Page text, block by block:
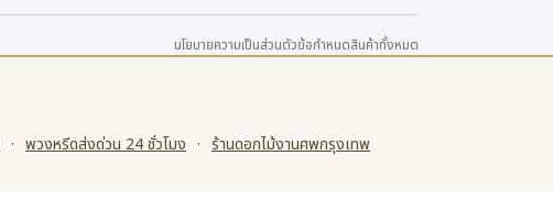
นโยบายความเป็นส่วนตัวข้อกำหนดสินค้าทั้งหมด
· พวงหรีดส่งด่วน 24 ชั่วโมง · ร้านดอกไม้งานศพกรุงเทพ